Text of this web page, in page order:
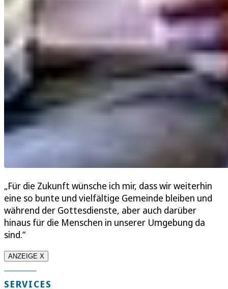
„Für die Zukunft wünsche ich mir, dass wir weiterhin
eine so bunte und vielfältige Gemeinde bleiben und
während der Gottesdienste, aber auch darüber
hinaus für die Menschen in unserer Umgebung da
sind.“
ANZEIGE X
SERVICES